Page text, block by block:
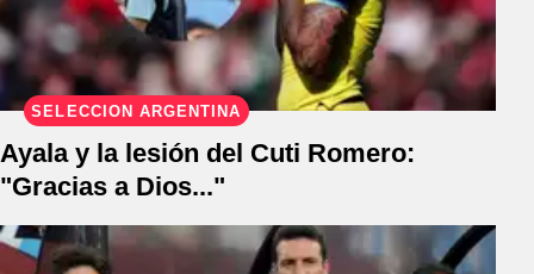
SELECCIÓN ARGENTINA
Ayala y la lesión del Cuti Romero:
"Gracias a Dios..."